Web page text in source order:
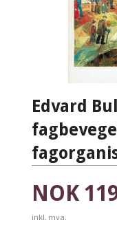
Edvard
Pris
NOK
inkl. mva.